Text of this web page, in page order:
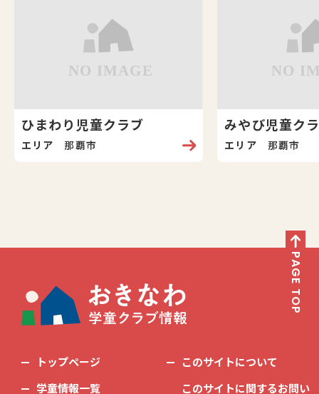
ひまわり児童クラブ
エリア 那覇市
みやび児童ク
エリア 那覇市
トップページ
このサイトについて
学童情報一覧
このサイトに関するお問い
PAGE TOP